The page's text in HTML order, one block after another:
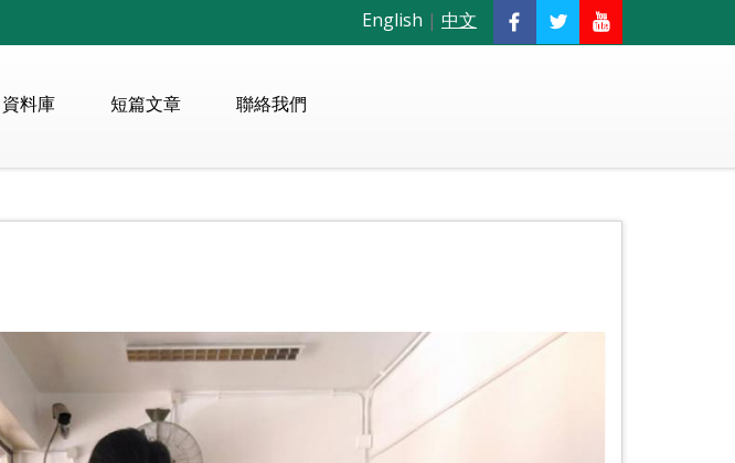
English | 中文
資料庫 短篇文章 聯絡我們